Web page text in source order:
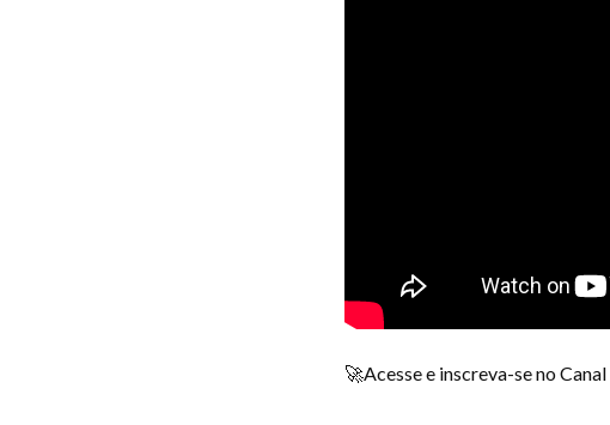
🚀Acesse e inscreva-se no Canal